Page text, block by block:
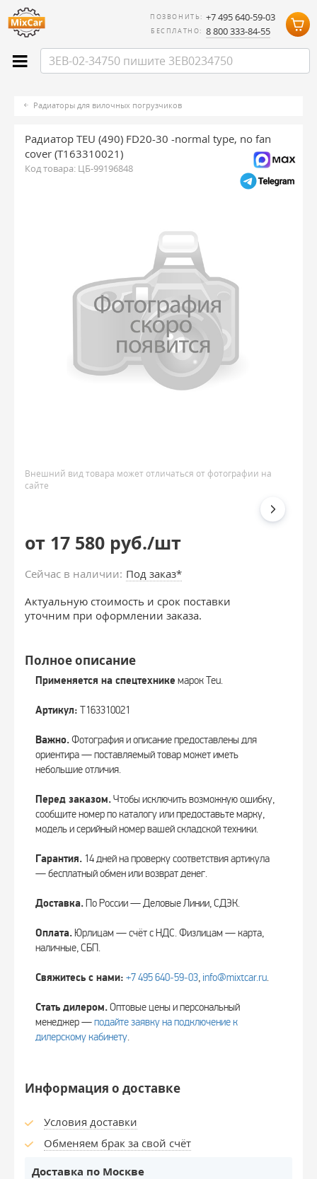
ПОЗВОНИТЬ: +7 495 640-59-03
БЕСПЛАТНО: 8 800 333-84-55
Радиаторы для вилочных погрузчиков
Радиатор TEU (490) FD20-30 -normal type, no fan
cover (T163310021)
Код товара: ЦБ-99196848
Внешний вид товара может отличаться от фотографии на
сайте
от 17 580 руб./шт
Сейчас в наличии: Под заказ*
Актуальную стоимость и срок поставки
уточним при оформлении заказа.
Полное описание
Применяется на спецтехнике марок Teu.
Артикул: T163310021
Важно.Фотография и описание предоставлены для
ориентира — поставляемый товар может иметь
небольшие отличия.
Перед заказом.Чтобы исключить возможную ошибку,
сообщите номер по каталогу или предоставьте марку,
модель и серийный номер вашей складской техники.
Гарантия. 14 дней на проверку соответствия артикула
— бесплатный обмен или возврат денег.
Доставка.По России — Деловые Линии, СДЭК.
Оплата. Юрлицам — счёт с НДС. Физлицам — карта,
наличные, СБП.
Свяжитесь с нами: +7 495 640‑59‑03, info@mixtcar.ru.
Стать дилером.Оптовые цены и персональный
менеджер —подайте заявку на подключение к
дилерскому кабинету.
Информация о доставке
Условия доставки
Обменяем брак за свой счёт
Доставка по Москве